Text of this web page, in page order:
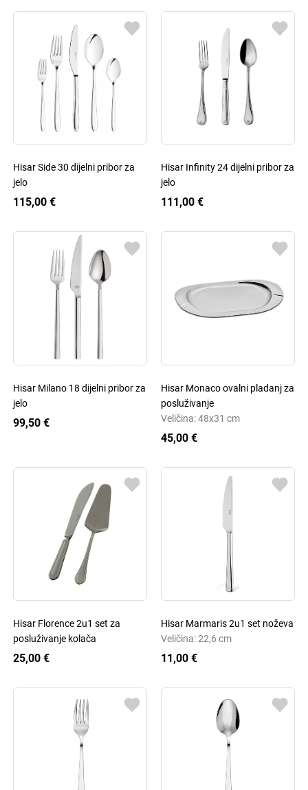
Hisar Side 30 dijelni pribor za
jelo
115,00 €
Hisar Infinity 24 dijelni pribor za
jelo
111,00 €
Hisar Milano 18 dijelni pribor za
jelo
99,50 €
Hisar Monaco ovalni pladanj za
posluživanje
Veličina: 48x31 cm
45,00 €
Hisar Florence 2u1 set za
posluživanje kolača
25,00 €
Hisar Marmaris 2u1 set noževa
Veličina: 22,6 cm
11,00 €